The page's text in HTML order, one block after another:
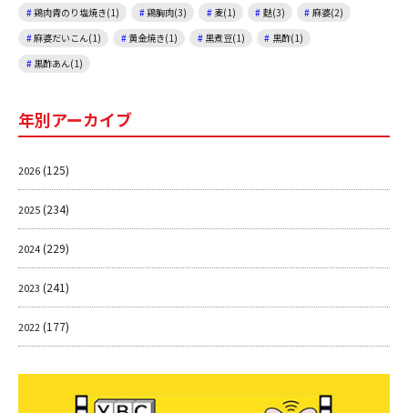
鶏肉青のり塩焼き(1)
鶏胸肉(3) 麦(1) 麩(3)
麻婆(2)
麻婆だいこん(1)
黄金焼き(1) 黒煮豆(1)
黒酢(1)
黒酢あん(1)
年別アーカイブ
2026(125)
2025(234)
2024(229)
2023 (241)
2022(177)